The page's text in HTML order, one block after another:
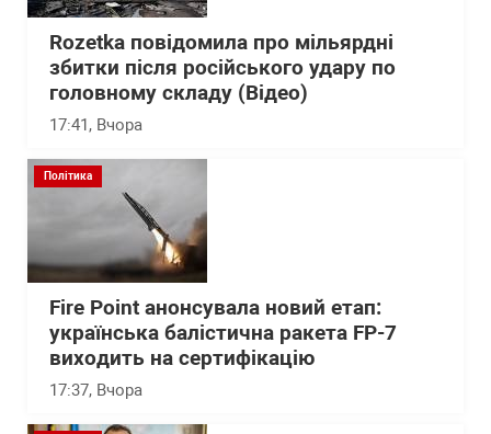
Rozetka повідомила про мільярдні
збитки після російського удару по
головному складу (Відео)
17:41, Вчора
Політика
Fire Point анонсувала новий етап:
українська балістична ракета FP-7
виходить на сертифікацію
17:37, Вчора